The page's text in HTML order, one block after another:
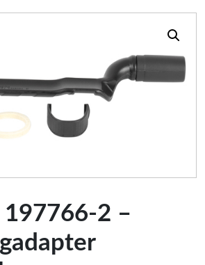
2 –